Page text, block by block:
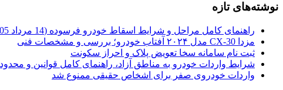
نوشته‌های تازه
راهنمای کامل مراحل و شرایط اسقاط خودرو فرسوده (14 مرداد 1405)
مزدا CX-30 مدل ۲۰۲۴ آفتاب خودرو؛ بررسی و مشخصات فنی
ثبت نام سامانه سخا تعویض پلاک و احراز سکونت
شرایط واردات خودرو به مناطق آزاد، راهنمای کامل قوانین و
واردات خودروی صفر برای اشخاص حقیقی ممنوع شد